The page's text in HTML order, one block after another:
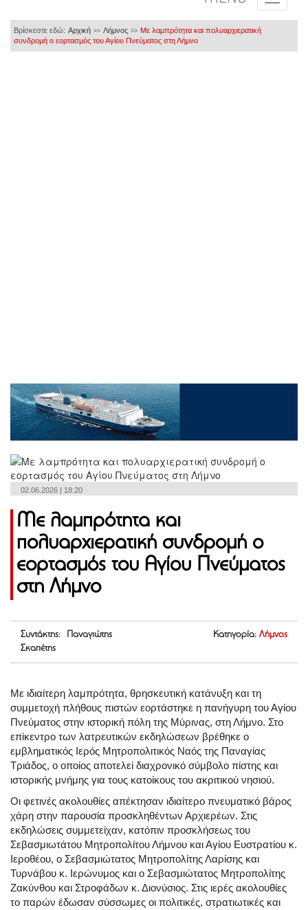
Βρίσκεστε εδώ: Αρχική >> Λήμνος >> Με λαμπρότητα και πολυαρχιερατική
συνδρομή ο εορτασμός του Αγίου Πνεύματος στη Λήμνο
02.06.2026 | 18:20
Με λαμπρότητα και
πολυαρχιερατική συνδρομή ο
εορτασμός του Αγίου Πνεύματος
στη Λήμνο
Συντάκτης: Παναγιώτης
Σκαπέτης
Κατηγορία: Λήμνος
Με ιδιαίτερη λαμπρότητα, θρησκευτική κατάνυξη και τη
συμμετοχή πλήθους πιστών εορτάστηκε η πανήγυρη του Αγίου
Πνεύματος στην ιστορική πόλη της Μύρινας, στη Λήμνο. Στο
επίκεντρο των λατρευτικών εκδηλώσεων βρέθηκε ο
εμβληματικός Ιερός Μητροπολιτικός Ναός της Παναγίας
Τριάδος, ο οποίος αποτελεί διαχρονικό σύμβολο πίστης και
ιστορικής μνήμης για τους κατοίκους του ακριτικού νησιού.
Οι φετινές ακολουθίες απέκτησαν ιδιαίτερο πνευματικό βάρος
χάρη στην παρουσία προσκληθέντων Αρχιερέων. Στις
εκδηλώσεις συμμετείχαν, κατόπιν προσκλήσεως του
Σεβασμιωτάτου Μητροπολίτου Λήμνου και Αγίου Ευστρατίου κ.
Ιεροθέου, ο Σεβασμιώτατος Μητροπολίτης Λαρίσης και
Τυρνάβου κ. Ιερώνυμος και ο Σεβασμιώτατος Μητροπολίτης
Ζακύνθου και Στροφάδων κ. Διονύσιος. Στις ιερές ακολουθίες
το παρών έδωσαν σύσσωμες οι πολιτικές, στρατιωτικές και